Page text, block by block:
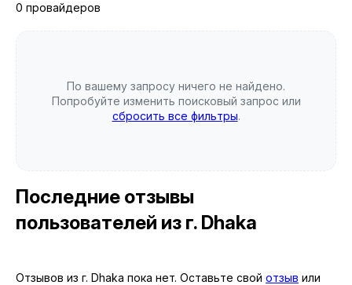
0 провайдеров
По вашему запросу ничего не найдено.
Попробуйте изменить поисковый запрос или
сбросить все фильтры.
Последние отзывы
пользователей из г. Dhaka
Отзывов из г. Dhaka пока нет. Оставьте свой отзыв или